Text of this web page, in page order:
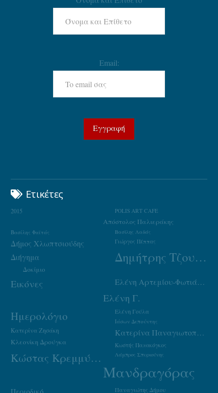
Email:
Ετικέτες
2015 POLIS ART CAFE
Απόστολος Παλιεράκης
Βασίλης Λαδάς
Βασίλης Φαϊτάς
Γιώργος Πέππας
Δήμος Χλωπτσιούδης
Δημήτρης Τζουμάκας
Διήγημα
Δοκίμιο
Εικόνες Ελένη Αρτεμίου-Φωτιάδου
Ελένη Γ.
Ελένη Γούλα
Ημερολόγιο Ιάσων Δεπούντης
Κατερίνα Ζησάκη Κατερίνα Παναγιωτοπούλου
Κλεονίκη Δρούγκα Κωστής Παπακόγκος
Κώστας Κρεμμύδας Λάμπρος Σπυριούνης
Μανδραγόρας
Παναγιώτης Δήμου